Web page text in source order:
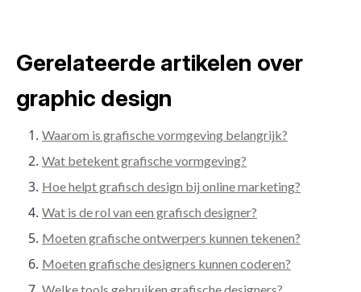
Gerelateerde artikelen over
graphic design
Waarom is grafische vormgeving belangrijk?
Wat betekent grafische vormgeving?
Hoe helpt grafisch design bij online marketing?
Wat is de rol van een grafisch designer?
Moeten grafische ontwerpers kunnen tekenen?
Moeten grafische designers kunnen coderen?